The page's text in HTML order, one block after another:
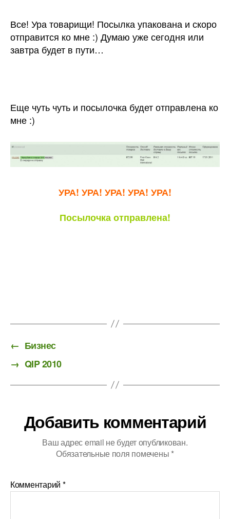
Все! Ура товарищи! Посылка упакована и скоро
отправится ко мне :) Думаю уже сегодня или
завтра будет в пути…
Еще чуть чуть и посылочка будет отправлена ко
мне :)
УРА! УРА! УРА! УРА! УРА!
Посылочка отправлена!
← Бизнес
→ QIP 2010
Добавить комментарий
Ваш адрес email не будет опубликован.
Обязательные поля помечены *
Комментарий *